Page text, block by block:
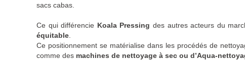
sacs cabas.
Ce qui différencie Koala Pressing des autres acteurs du
équitable
Ce positionnement se matérialise dans les procédés de
comme des machines de nettoyage à sec ou d’Aqua-